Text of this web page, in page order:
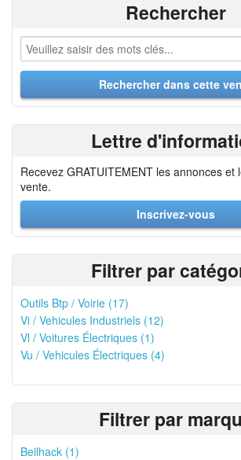
Rechercher
Lettre
Recevez GRATUITEMENT les annonces et
vente.
Inscrivez-vous
Filtrer par
Outils Btp / Voirie (17)
Vi / Vehicules Industriels (12)
Vl / Voitures Électriques (1)
Vu / Vehicules Électriques (4)
Filtrer par
Beilhack (1)